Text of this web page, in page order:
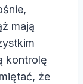
mają
kontrolę
że